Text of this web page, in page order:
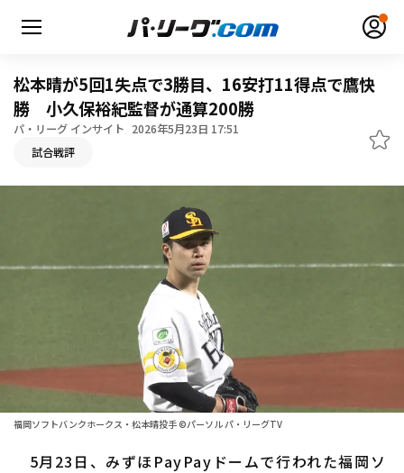
ファーム東地区
選手名鑑トップ
北海道日本ハムファイターズ
ニュース
松本晴が5回1失点で3勝目、16安打11得点で鷹快
勝 小久保裕紀監督が通算200勝
パ・リーグ インサイト 2026年5月23日 17:51
試合戦評
福岡ソフトバンクホークス・松本晴投手 ©パーソル パ・リーグTV
5月23日、みずほPayPayドームで行われた福岡ソ